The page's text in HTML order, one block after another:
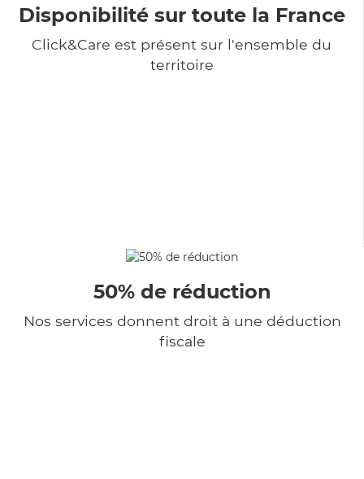
Disponibilité sur toute la France
Click&Care est présent sur l'ensemble du
territoire
50% de réduction
Nos services donnent droit à une déduction
fiscale